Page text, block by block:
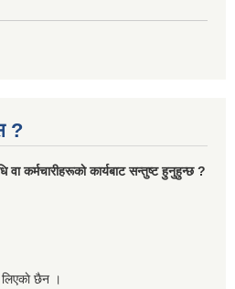
?
वा कर्मचारीहरूकाे कार्यबाट सन्तुष्ट हुनुहुन्छ ?
छैन ।